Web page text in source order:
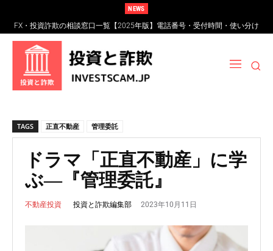
NEWS
FX・投資詐欺の相談窓口一覧【2025年版】電話番号・受付時間・使い分け
完全ガイド
FXスワップポイント運用とは？仕組み・リスク・高金利通貨詐欺の見分け
方
TAGS 正直不動産 管理委託
ドラマ「正直不動産」に学
ぶ―『管理委託』
不動産投資 投資と詐欺編集部 2023年10月11日